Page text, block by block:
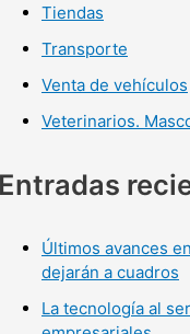
Tiendas
Transporte
Venta de vehículos
Veterinarios.
Entradas
Últimos avances
dejarán a cuadros
La tecnología al